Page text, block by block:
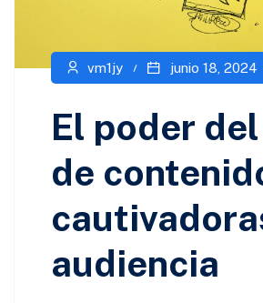
vm1jy junio 18, 2024
El poder
de
audiencia